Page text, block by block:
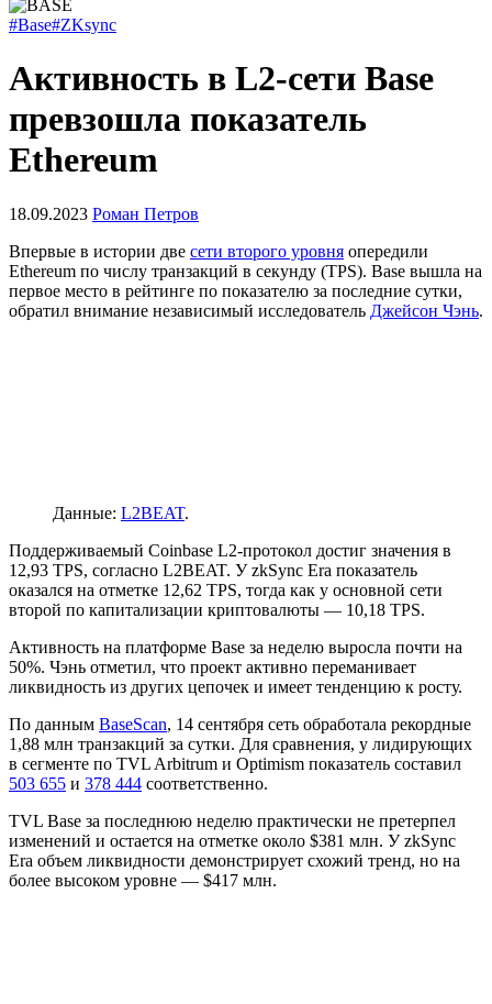
#Base#ZKsync
Активность в L2-сети Base
превзошла показатель
Ethereum
18.09.2023 Роман Петров
Впервые в истории две сети второго уровня опередили
Ethereum по числу транзакций в секунду (TPS). Base вышла на
первое место в рейтинге по показателю за последние сутки,
обратил внимание независимый исследователь Джейсон Чэнь.
Данные: L2BEAT.
Поддерживаемый Coinbase L2-протокол достиг значения в
12,93 TPS, согласно L2BEAT. У zkSync Era показатель
оказался на отметке 12,62 TPS, тогда как у основной сети
второй по капитализации криптовалюты — 10,18 TPS.
Активность на платформе Base за неделю выросла почти на
50%. Чэнь отметил, что проект активно переманивает
ликвидность из других цепочек и имеет тенденцию к росту.
По данным BaseScan, 14 сентября сеть обработала рекордные
1,88 млн транзакций за сутки. Для сравнения, у лидирующих
в сегменте по TVL Arbitrum и Optimism показатель составил
503 655 и 378 444 соответственно.
TVL Base за последнюю неделю практически не претерпел
изменений и остается на отметке около $381 млн. У zkSync
Era объем ликвидности демонстрирует схожий тренд, но на
более высоком уровне — $417 млн.